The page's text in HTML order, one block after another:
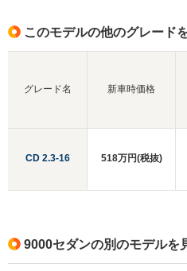
このモデルの他のグレード
グレード名
CD 2.3-16
新車時価格
518万円(税抜)
9000セダンの別のモデルを